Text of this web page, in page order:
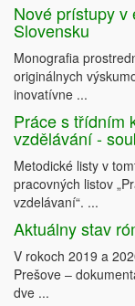
Nové prístupy v
Slovensku
Monografia
originálnych
inovatívne ...
Práce s třídním
vzdělávání -
Metodické listy v
pracovných listov
vzdelávaní“. ...
Aktuálny stav
V rokoch 2019 a
Prešove ‒
dve ...